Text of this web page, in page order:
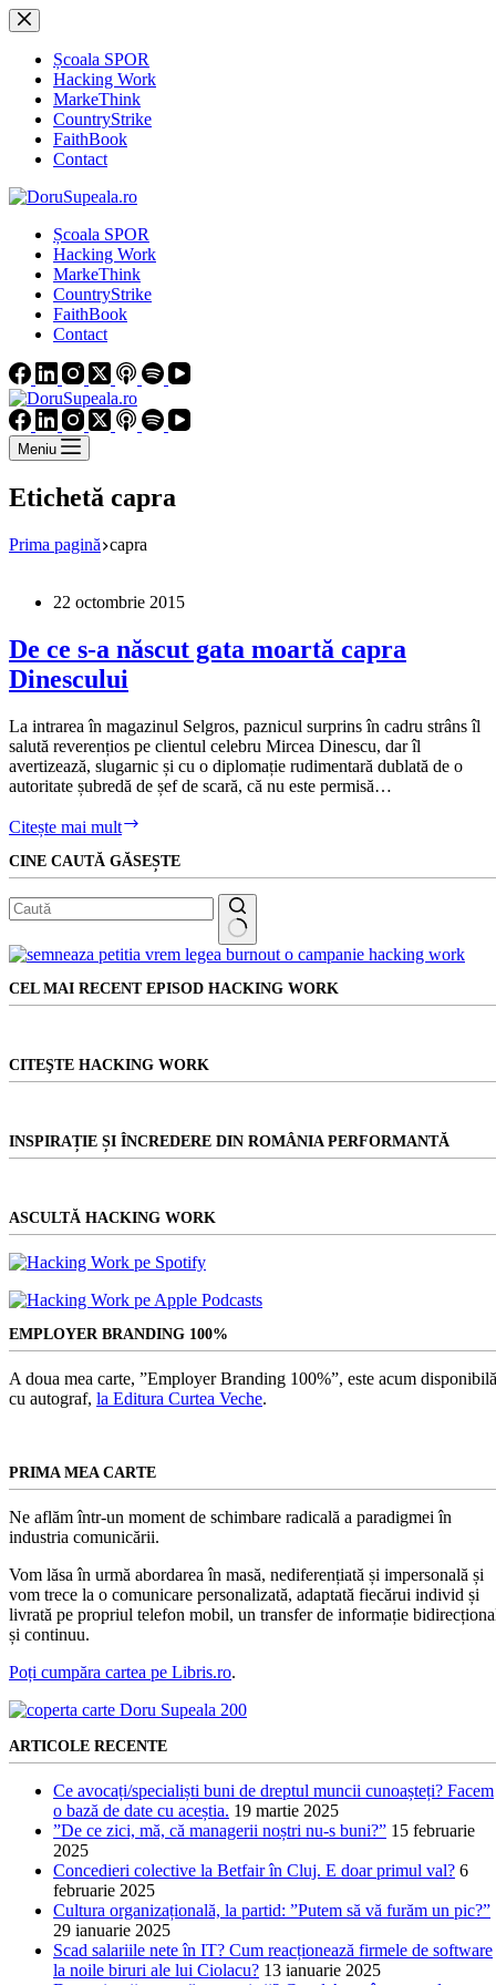
Sari
la
conținutȘcoala SPOR
Hacking Work
MarkeThink
CountryStrike
FaithBook
Contact
Școala SPOR
Hacking Work
MarkeThink
CountryStrike
FaithBook
Contact
Meniu
Etichetă capra
Prima pagină capra
22 octombrie 2015
De ce s-a născut gata moartă capra
Dinescului
La intrarea în magazinul Selgros, paznicul surprins în cadru strâns îl
salută reverențios pe clientul celebru Mircea Dinescu, dar îl
avertizează, slugarnic și cu o diplomație rudimentară dublată de o
autoritate șubredă de șef de scară, că nu este permisă…
Citește mai mult
s-
a
născut
gata
capra
Dinescului
CINE CAUTĂ GĂSEȘTE
Niciun
CEL MAI RECENT EPISOD HACKING WORK
CITEŞTE HACKING WORK
INSPIRAȚIE ȘI ÎNCREDERE DIN ROMÂNIA PERFORMANTĂ
ASCULTĂ HACKING WORK
EMPLOYER BRANDING 100%
A doua mea carte, ”Employer Branding 100%”, este acum
cu autograf, la Editura Curtea Veche.
PRIMA MEA CARTE
Ne aflăm într-un moment de schimbare radicală a paradigmei în
industria comunicării.
Vom lăsa în urmă abordarea în masă, nediferențiată și impersonală și
vom trece la o comunicare personalizată, adaptată fiecărui individ și
livrată pe propriul telefon mobil, un transfer de informație
și continuu.
Poți cumpăra cartea pe Libris.ro.
ARTICOLE RECENTE
Ce avocați/specialiști buni de dreptul muncii cunoașteți? Facem
o bază de date cu aceștia. 19 martie 2025
”De ce zici, mă, că managerii noștri nu-s buni?” 15 februarie
2025
Concedieri colective la Betfair în Cluj. E doar primul val? 6
februarie 2025
Cultura organizațională, la partid: ”Putem să vă furăm un pic?”
29 ianuarie 2025
Scad salariile nete în IT? Cum reacționează firmele de software
la noile biruri ale lui Ciolacu? 13 ianuarie 2025